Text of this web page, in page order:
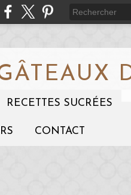
RECETTES SUCRÉES
CONTACT